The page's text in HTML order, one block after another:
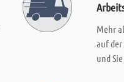
Mehr
auf der
und